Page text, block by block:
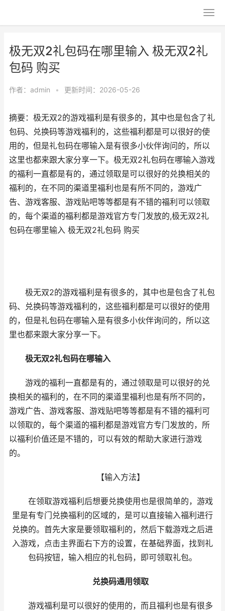
极无双2礼包码在哪里输入 极无双2礼
包码 购买
作者： admin • 更新时间：2026-05-26
摘要：极无双2的游戏福利是有很多的，其中也是包含了礼
包码、兑换码等游戏福利的，这些福利都是可以很好的使
用的，但是礼包码在哪输入是有很多小伙伴询问的，所以
这里也都来跟大家分享一下。极无双2礼包码在哪输入游戏
的福利一直都是有的，通过领取是可以很好的兑换相关的
福利的，在不同的渠道里福利也是有所不同的，游戏广
告、游戏客服、游戏贴吧等等都是有不错的福利可以领取
的，每个渠道的福利都是游戏官方专门发放的,极无双2礼
包码在哪里输入 极无双2礼包码 购买
极无双2的游戏福利是有很多的，其中也是包含了礼包
码、兑换码等游戏福利的，这些福利都是可以很好的使用
的，但是礼包码在哪输入是有很多小伙伴询问的，所以这
里也都来跟大家分享一下。
极无双2礼包码在哪输入
游戏的福利一直都是有的，通过领取是可以很好的兑
换相关的福利的，在不同的渠道里福利也是有所不同的，
游戏广告、游戏客服、游戏贴吧等等都是有不错的福利可
以领取的，每个渠道的福利都是游戏官方专门发放的，所
以福利价值还是不错的，可以有效的帮助大家进行游戏
的。
【输入方法】
在领取游戏福利后想要兑换使用也是很简单的，游戏
里是有专门兑换福利的区域的，是可以直接输入福利进行
兑换的。首先大家是要领取福利的，然后下载游戏之后进
入游戏，点击主界面右下方的设置，在基础界面，找到礼
包码按钮，输入相应的礼包码，即可领取礼包。
兑换码通用领取
游戏福利是可以很好的使用的，而且福利也是有很多